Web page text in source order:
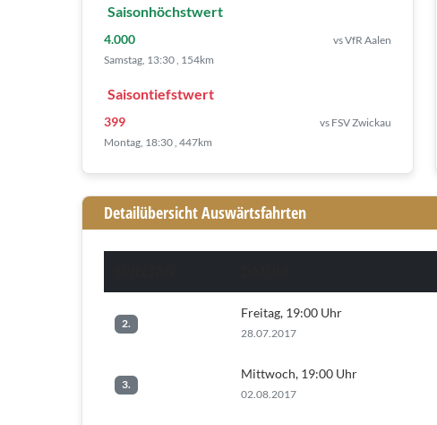
Saisonhöchstwert
4.000
vs VfR Aalen
Samstag, 13:30 , 154km
Saisontiefstwert
399
vs FSV Zwickau
Montag, 18:30 , 447km
Detailübersicht Auswärtsfahrten
2.
Freitag, 19:00 Uhr
28.07.2017
3.
Mittwoch, 19:00 Uhr
02.08.2017